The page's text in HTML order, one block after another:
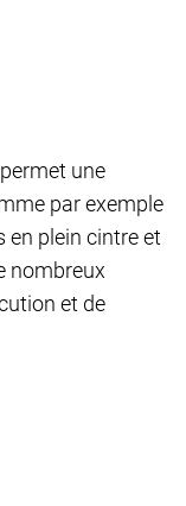
une
par exemple
en plein cintre et
nombreux
et de